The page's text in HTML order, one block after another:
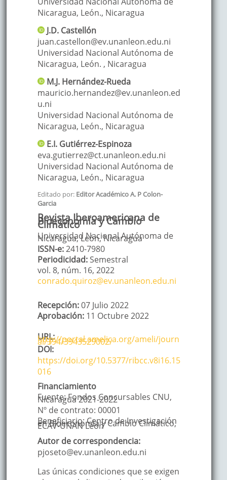
Nicaragua, León., Nicaragua
J.D. Castellón
juan.castellon@ev.unanleon.edu.ni
Universidad Nacional Autónoma de
Nicaragua, León. , Nicaragua
M.J. Hernández-Rueda
mauricio.hernandez@ev.unanleon.ed
u.ni
Universidad Nacional Autónoma de
Nicaragua, León., Nicaragua
E.I. Gutiérrez-Espinoza
eva.gutierrez@ct.unanleon.edu.ni
Universidad Nacional Autónoma de
Nicaragua, León., Nicaragua
Editado por: Editor Académico A. P Colon-
Garcia
Revista Iberoamericana de
Bioeconomía y Cambio
Climático
Universidad Nacional Autónoma de
Nicaragua, León, Nicaragua
ISSN-e:2410-7980
Periodicidad: Semestral
vol. 8, núm. 16, 2022
conrado.quiroz@ev.unanleon.edu.ni
Recepción:07 Julio 2022
Aprobación: 11 Octubre 2022
URL:
http://portal.amelica.org/ameli/journ
al/394/3943529002/
DOI:
https://doi.org/10.5377/ribcc.v8i16.15
016
Financiamiento
Fuente:Fondos Concursables CNU,
Nicaragua 2021-2022
Nº de contrato: 00001
Beneficiario:Centro de Investigación
en Bioeconomia y Cambio Climático,
ECAV-UNAN Leon
Autor de correspondencia:
pjoseto@ev.unanleon.edu.ni
Las únicas condiciones que se exigen